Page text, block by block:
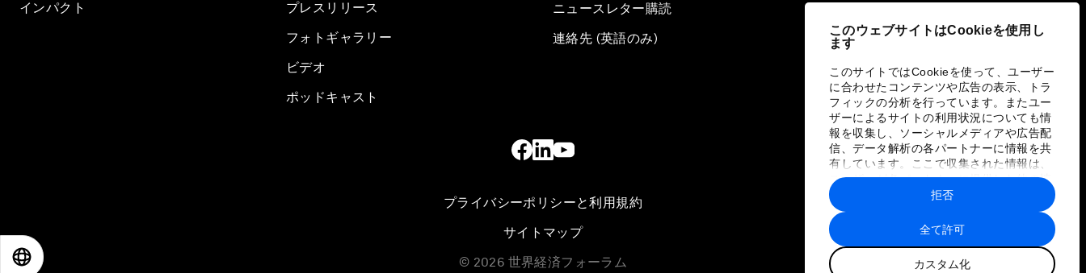
このウェブサイトはCookieを使用し
ます
このサイトではCookieを使って、ユーザー
に合わせたコンテンツや広告の表示、トラ
フィックの分析を行っています。またユー
ザーによるサイトの利用状況についても情
報を収集し、ソーシャルメディアや広告配
信、データ解析の各パートナーに情報を共
有しています。ここで収集された情報は、
ユーザーが各パートナーに提供した他の情
報や各パートナーのサービスを使用した際
に収集された情報と組み合わされ、各パー
トナーによって使用されることがありま
す。
全て許可
カスタム化
拒否
Way Forward
How to Advance Inclusive Growth
Latin America's Energy Transition
Fostering Development and
Entrepreneurship in the Fourth
Industrial Revolution
インパクト
プレスリリース
フォトギャラリー
ビデオ
ポッドキャスト
ニュースレター購読
連絡先 (英語のみ)
プライバシーポリシーと利用規約
サイトマップ
© 2026 世界経済フォーラム